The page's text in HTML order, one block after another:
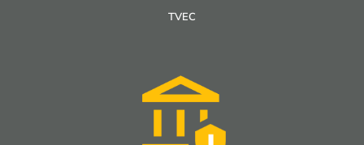
TVEC